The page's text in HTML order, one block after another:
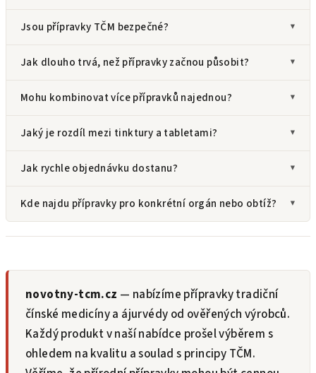
Jsou přípravky TČM bezpečné?
Jak dlouho trvá, než přípravky začnou působit?
Mohu kombinovat více přípravků najednou?
Jaký je rozdíl mezi tinktury a tabletami?
Jak rychle objednávku dostanu?
Kde najdu přípravky pro konkrétní orgán nebo obtíž?
novotny-tcm.cz — nabízíme přípravky tradiční
čínské medicíny a ájurvédy od ověřených výrobců.
Každý produkt v naší nabídce prošel výběrem s
ohledem na kvalitu a soulad s principy TČM.